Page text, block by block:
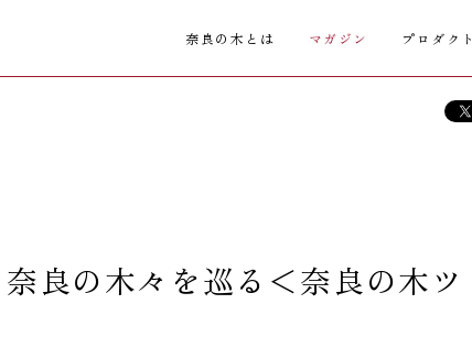
奈良の木とは マガジン プロダクト
良の木々を巡る＜奈良の木ツ